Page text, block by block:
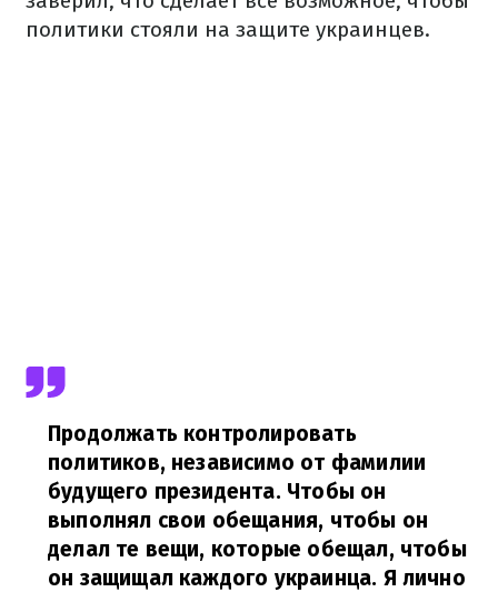
политики стояли на защите украинцев.
Продолжать контролировать
политиков, независимо от фамилии
будущего президента. Чтобы он
выполнял свои обещания, чтобы он
делал те вещи, которые обещал, чтобы
он защищал каждого украинца. Я лично